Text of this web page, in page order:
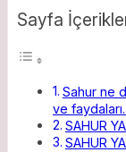
Sayfa
Sahur ne
ve
SAHUR
SAHUR